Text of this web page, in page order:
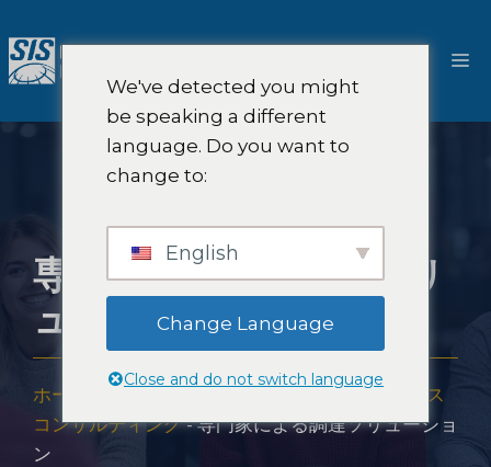
ン
テ
プ
メ
専門家による調達ソリ
ューション
ホーム
SISグローバルグロース
コンサルティング-専門家による調達ソリューショ
ン
We've detected you might
be speaking a different
language. Do you want to
change to:
English
Change Language
Close and do not switch language